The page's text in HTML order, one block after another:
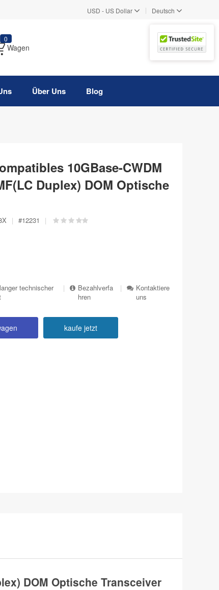
USD - US Dollar | Deutsch
0
Wagen
Über Uns Blog
10GBase-CWDM
Duplex) DOM Optische
| #12231 |
technischer
|
Bezahlverfa
hren
|
Kontaktiere
uns
kaufe jetzt
DOM Optische Transceiver